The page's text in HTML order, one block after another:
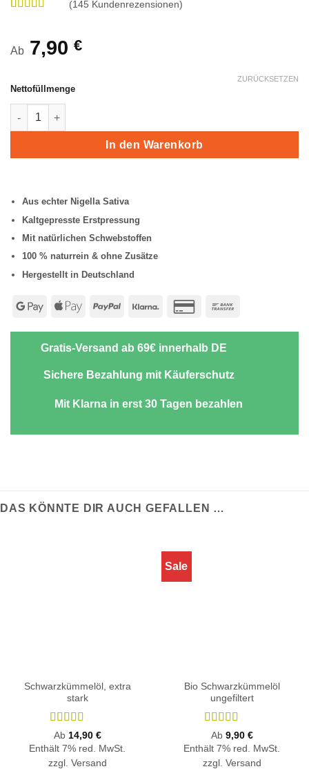
von 5,
basierend
(145 Kundenrezensionen)
Ab 7,90 €
Nettofüllmenge
ZURÜCKSETZEN
Schwarzkümmelöl ungefiltert Menge
In den Warenkorb
Aus echter Nigella Sativa
Kaltgepresste Erstpressung
Mit natürlichen Schwebstoffen
100 % naturrein & ohne Zusätze
Hergestellt in Deutschland
Google Apple
PayPal Klarna
Credit
Gratis-Versand ab 69€ innerhalb DE
Sichere Bezahlung mit Käuferschutz
Mit Klarna in erst 30 Tagen bezahlen
DAS KÖNNTE DIR AUCH GEFALLEN …
Schwarzkümmelöl, extra
stark
Bewertet
mit4.79
von 5
Ab 14,90 €
Enthält 7% red. MwSt.
zzgl. Versand
Sale
Bio Schwarzkümmelöl
ungefiltert
Bewertet
mit4.9von
5
Ab 9,90 €
Enthält 7% red. MwSt.
zzgl. Versand